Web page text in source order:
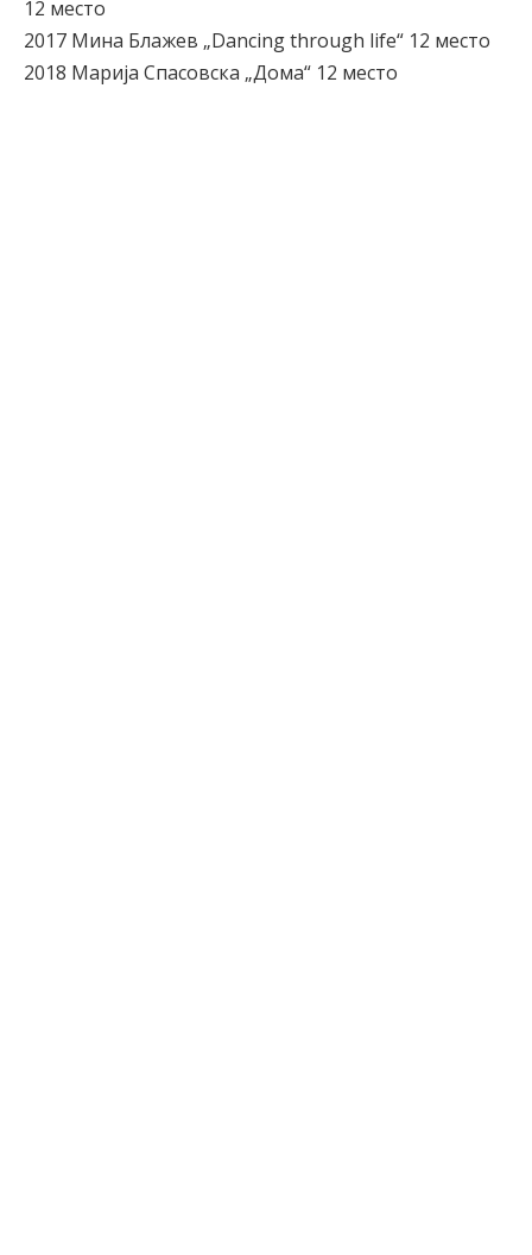
12 место
2017 Мина Блажев „Dancing through life“ 12 место
2018 Марија Спасовска „Дома“ 12 место